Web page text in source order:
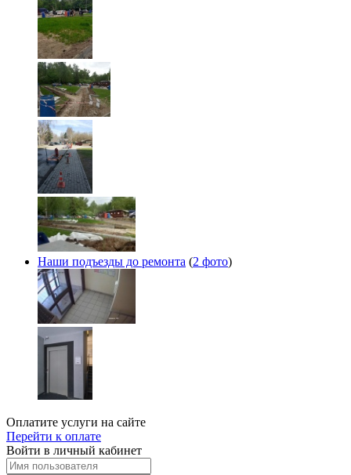
Наши подъезды до ремонта (2 фото)
Оплатите услуги на сайте
Перейти к оплате
Войти в личный кабинет